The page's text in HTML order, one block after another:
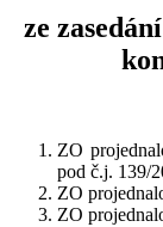
ze
ZO
pod č.j. 139/
ZO
ZO